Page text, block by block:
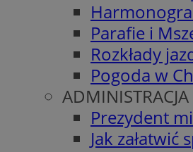
Parafie i
Rozkłady
Pogoda w
ADMINISTRACJA
Prezydent
Jak załatwić